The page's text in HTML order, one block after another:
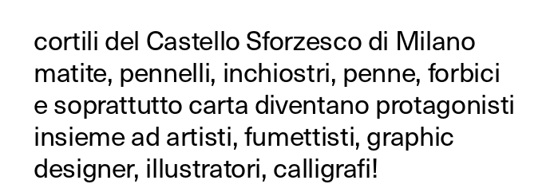
designer, illustratori, calligrafi!